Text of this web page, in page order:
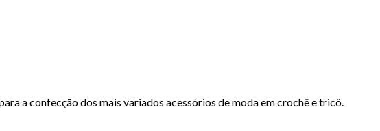
a confecção dos mais variados acessórios de moda em crochê e tricô.